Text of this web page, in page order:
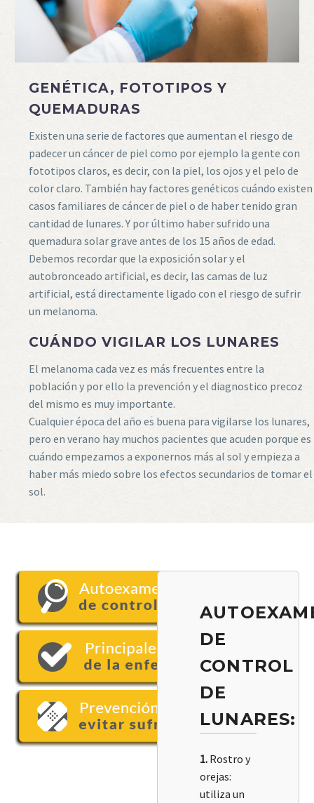
GENÉTICA, FOTOTIPOS Y
QUEMADURAS
Existen una serie de factores que aumentan el riesgo de
padecer un cáncer de piel como por ejemplo la gente con
fototipos claros, es decir, con la piel, los ojos y el pelo de
color claro. También hay factores genéticos cuándo existen
casos familiares de cáncer de piel o de haber tenido gran
cantidad de lunares. Y por último haber sufrido una
quemadura solar grave antes de los 15 años de edad.
Debemos recordar que la exposición solar y el
autobronceado artificial, es decir, las camas de luz
artificial, está directamente ligado con el riesgo de sufrir
un melanoma.
CUÁNDO VIGILAR LOS LUNARES
El melanoma cada vez es más frecuentes entre la
población y por ello la prevención y el diagnostico precoz
del mismo es muy importante.
Cualquier época del año es buena para vigilarse los lunares,
pero en verano hay muchos pacientes que acuden porque es
cuándo empezamos a exponernos más al sol y empieza a
haber más miedo sobre los efectos secundarios de tomar el
sol.
DE
CONTROL
DE
LUNARES:
1. Rostro y
orejas:
utiliza un